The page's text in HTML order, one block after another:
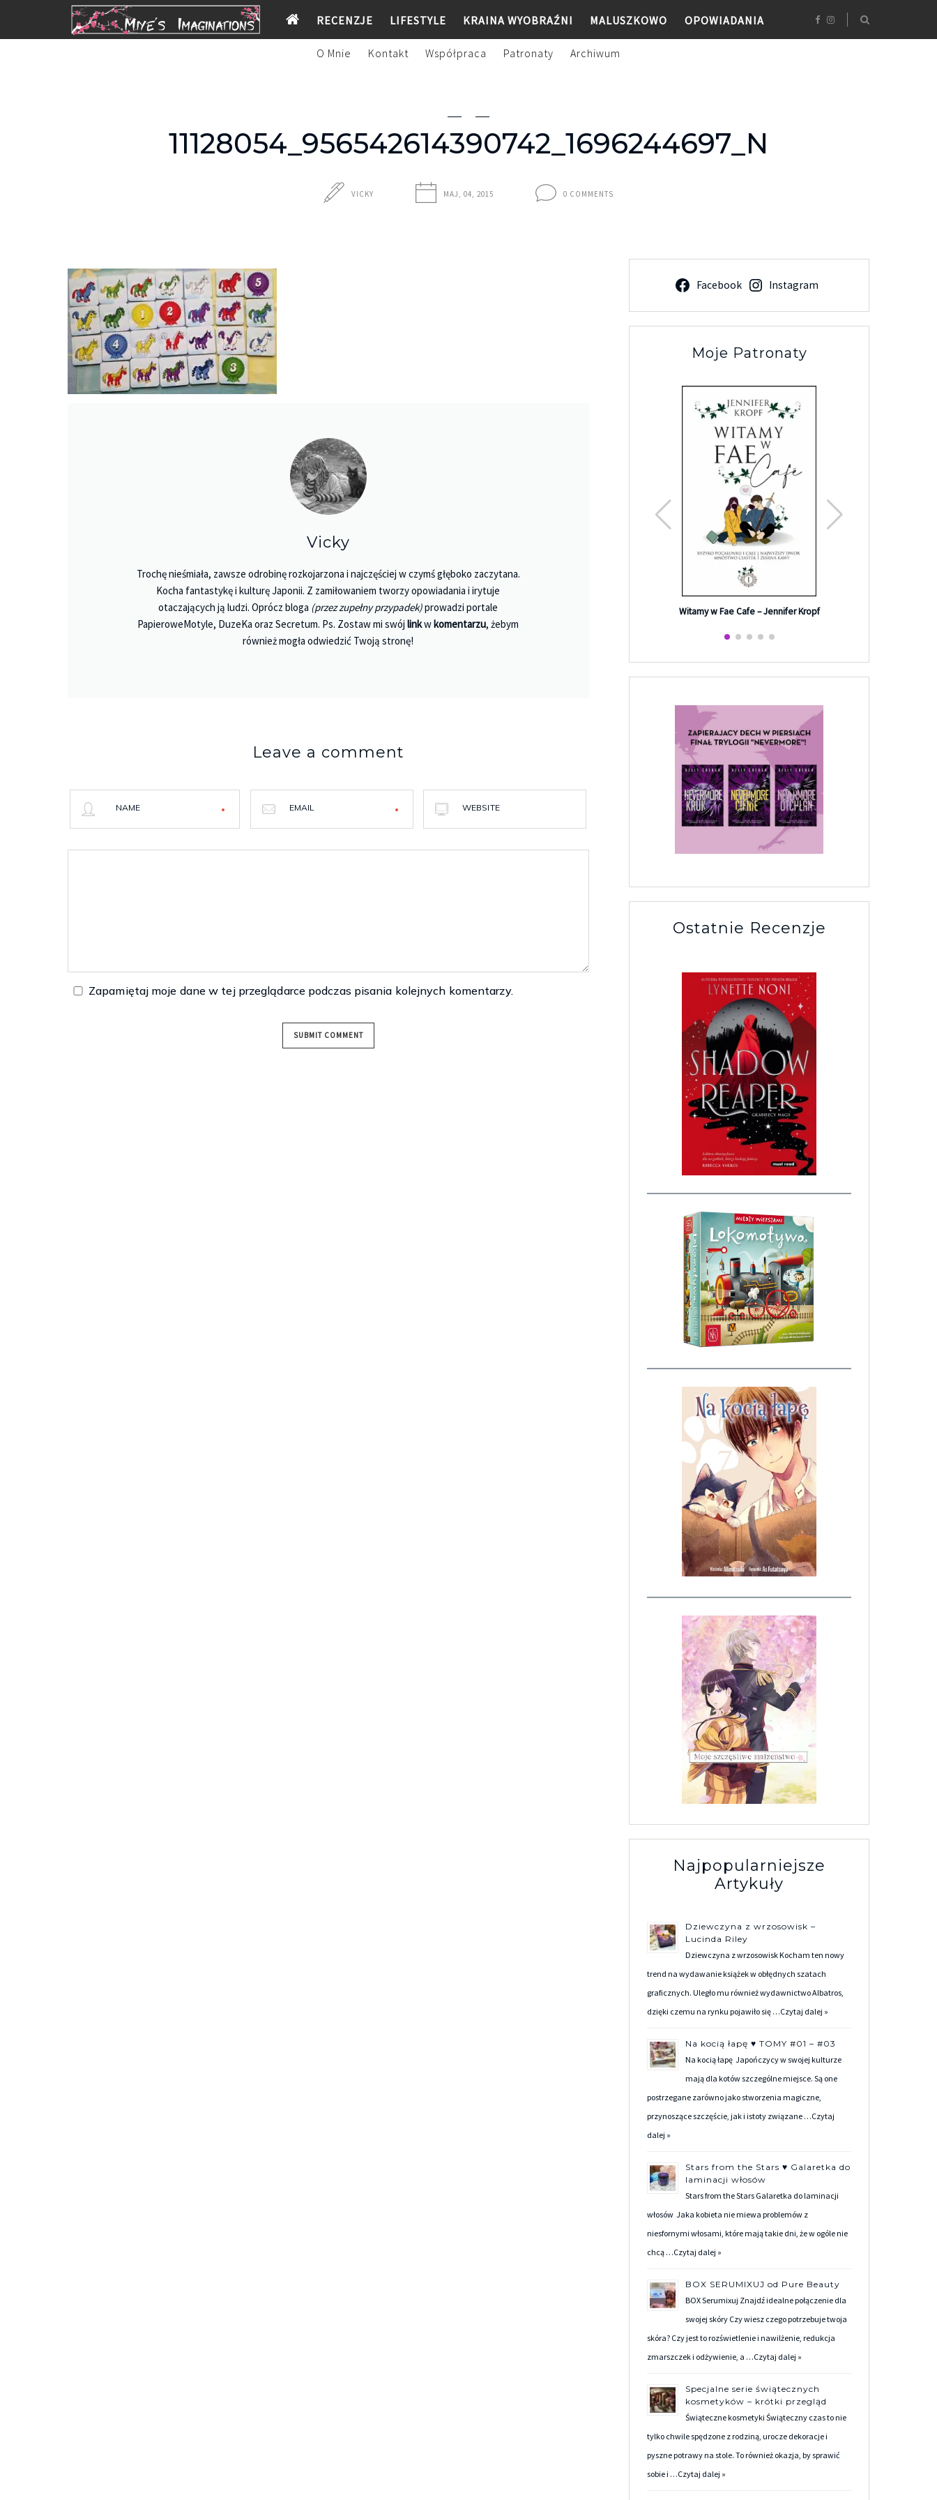
RECENZJE LIFESTYLE KRAINA WYOBRAŹNI MALUSZKOWO OPOWIADANIA
O Mnie Kontakt Współpraca Patronaty Archiwum
11128054_956542614390742_1696244697_N
VICKY MAJ, 04, 2015 0 COMMENTS
Vicky
Trochę nieśmiała, zawsze odrobinę rozkojarzona i najczęściej w czymś głęboko zaczytana.
Kocha fantastykę i kulturę Japonii. Z zamiłowaniem tworzy opowiadania i irytuje
otaczających ją ludzi. Oprócz bloga (przez zupełny przypadek)prowadzi portale
PapieroweMotyle, DuzeKa oraz Secretum. Ps. Zostaw mi swójlinkw komentarzu, żebym
również mogła odwiedzić Twoją stronę!
Leave a comment
NAME EMAIL WEBSITE
Zapamiętaj moje dane w tej przeglądarce podczas pisania kolejnych komentarzy.
Facebook Instagram
Moje Patronaty
Księgarnie i kościopył – Travis Baldree
Witamy w Fae Cafe – Jennifer Kropf
Ostatnie Recenzje
Najpopularniejsze
Artykuły
Dziewczyna z wrzosowisk –
Lucinda Riley
Dziewczyna z wrzosowisk Kocham ten nowy
trend na wydawanie książek w obłędnych szatach
graficznych. Uległo mu również wydawnictwo Albatros,
dzięki czemu na rynku pojawiło się …Czytaj dalej »
Na kocią łapę ♥ TOMY #01 – #03
Na kocią łapę Japończycy w swojej kulturze
mają dla kotów szczególne miejsce. Są one
postrzegane zarówno jako stworzenia magiczne,
przynoszące szczęście, jak i istoty związane …Czytaj
dalej »
Stars from the Stars ♥ Galaretka do
laminacji włosów
Stars from the Stars Galaretka do laminacji
włosów Jaka kobieta nie miewa problemów z
niesfornymi włosami, które mają takie dni, że w ogóle nie
chcą …Czytaj dalej »
BOX SERUMIXUJ od Pure Beauty
BOX Serumixuj Znajdź idealne połączenie dla
swojej skóry Czy wiesz czego potrzebuje twoja
skóra? Czy jest to rozświetlenie i nawilżenie, redukcja
zmarszczek i odżywienie, a …Czytaj dalej »
Specjalne serie świątecznych
kosmetyków – krótki przegląd
Świąteczne kosmetyki Świąteczny czas to nie
tylko chwile spędzone z rodziną, urocze dekoracje i
pyszne potrawy na stole. To również okazja, by sprawić
sobie i …Czytaj dalej »